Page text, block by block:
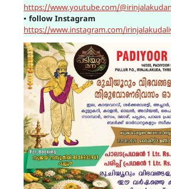
https://www.youtube.com/
▪ follow Instagram
https://www.instagram.com/